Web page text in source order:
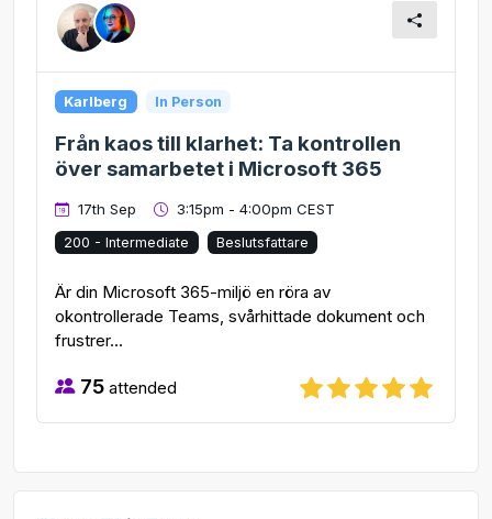
Karlberg In Person
Från kaos till klarhet: Ta kontrollen
över samarbetet i Microsoft 365
17th Sep 3:15pm - 4:00pm CEST
200 - Intermediate Beslutsfattare
Är din Microsoft 365-miljö en röra av
okontrollerade Teams, svårhittade dokument och
frustrer...
75 attended